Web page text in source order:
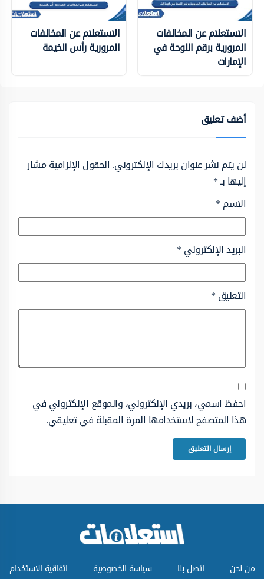
الاستعلام عن المخالفات
المرورية برقم اللوحة في
الإمارات
الاستعلام عن المخالفات
المرورية رأس الخيمة
أضف تعليق
لن يتم نشر عنوان بريدك الإلكتروني. الحقول الإلزامية مشار
إليها بـ*
الاسم*
البريد الإلكتروني*
التعليق*
احفظ اسمي، بريدي الإلكتروني، والموقع الإلكتروني في
هذا المتصفح لاستخدامها المرة المقبلة في تعليقي.
من نحن اتصل بنا سياسة الخصوصية اتفاقية الاستخدام